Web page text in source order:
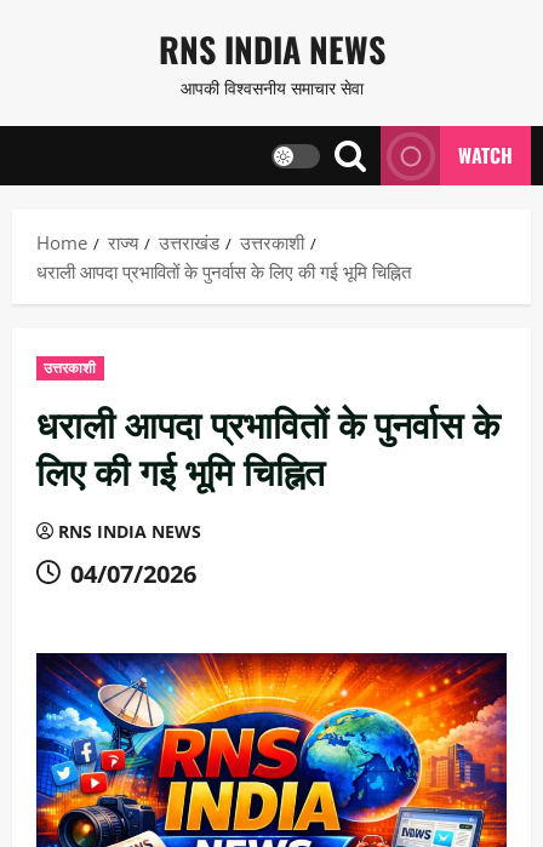
content
RNS INDIA NEWS
आपकी विश्वसनीय समाचार सेवा
WATCH
Home राज्य उत्तराखंड
उत्तरकाशी
धराली आपदा प्रभावितों के पुनर्वास के लिए की गई भूमि चिह्नित
उत्तरकाशी
धराली आपदा प्रभावितों के पुनर्वास के
लिए की गई भूमि चिह्नित
RNS INDIA NEWS
04/07/2026